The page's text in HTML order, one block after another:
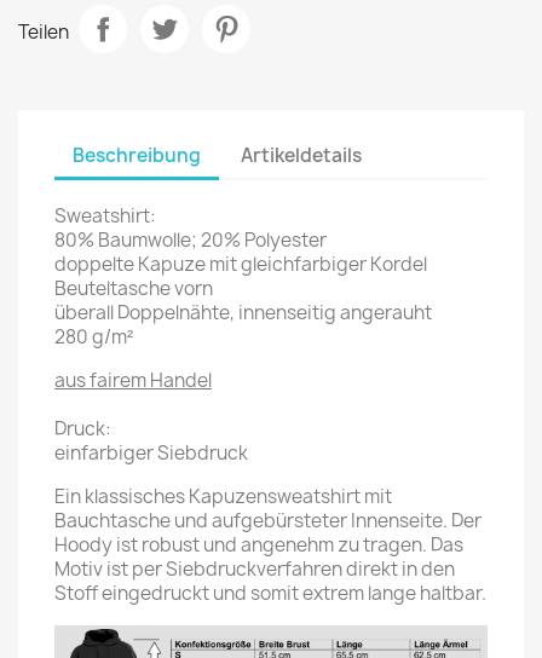
Teilen
Beschreibung Artikeldetails
Sweatshirt:
80% Baumwolle; 20% Polyester
doppelte Kapuze mit gleichfarbiger Kordel
Beuteltasche vorn
überall Doppelnähte, innenseitig angerauht
280 g/m²
aus fairem Handel
Druck:
einfarbiger Siebdruck
Ein klassisches Kapuzensweatshirt mit
Bauchtasche und aufgebürsteter Innenseite. Der
Hoody ist robust und angenehm zu tragen. Das
Motiv ist per Siebdruckverfahren direkt in den
Stoff eingedruckt und somit extrem lange haltbar.